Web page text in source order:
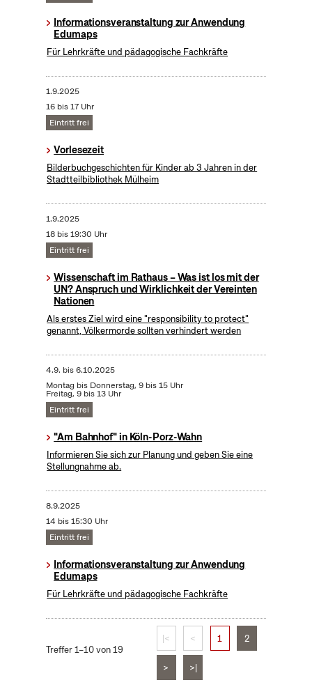
Informationsveranstaltung zur Anwendung
Edumaps
Für Lehrkräfte und pädagogische Fachkräfte
1.9.2025
16 bis 17 Uhr
Eintritt frei
Vorlesezeit
Bilderbuchgeschichten für Kinder ab 3 Jahren in der
Stadtteilbibliothek Mülheim
1.9.2025
18 bis 19:30 Uhr
Eintritt frei
Wissenschaft im Rathaus – Was ist los mit der
UN? Anspruch und Wirklichkeit der Vereinten
Nationen
Als erstes Ziel wird eine "responsibility to protect"
genannt, Völkermorde sollten verhindert werden
4.9. bis6.10.2025
Montag bis Donnerstag, 9 bis 15 Uhr
Freitag, 9 bis 13 Uhr
Eintritt frei
"Am Bahnhof" in Köln-Porz-Wahn
Informieren Sie sich zur Planung und geben Sie eine
Stellungnahme ab.
8.9.2025
14 bis 15:30 Uhr
Eintritt frei
Informationsveranstaltung zur Anwendung
Edumaps
Für Lehrkräfte und pädagogische Fachkräfte
Treffer 1–10 von 19
|< < 1 2
> >|